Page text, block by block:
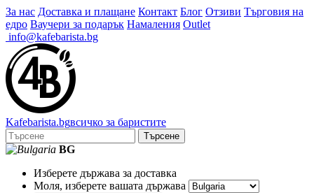
За нас Доставка и плащане Контакт Блог Отзиви Търговия на
едро Ваучери за подарък Намаления Outlet
info@kafebarista.bg
Kafebarista.bgвсичко за баристите
Търсене
BG
Изберете държава за доставка
Моля, изберете вашата държава